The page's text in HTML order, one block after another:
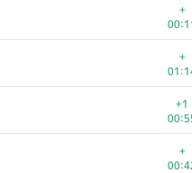
+
+
+1
+
+